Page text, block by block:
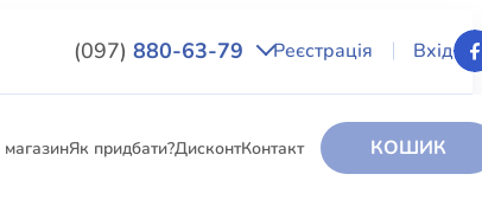
(097) 880-63-79 Реєстрація Вхід
Як придбати?ДисконтКонтакт КОШИК